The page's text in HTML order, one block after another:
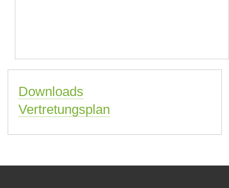
Downloads
Vertretungsplan